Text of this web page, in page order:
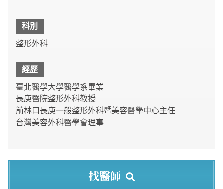
科別
整形外科
經歷
臺北醫學大學醫學系畢業
長庚醫院整形外科教授
前林口長庚一般整形外科暨美容醫學中心主任
台灣美容外科醫學會理事
找醫師